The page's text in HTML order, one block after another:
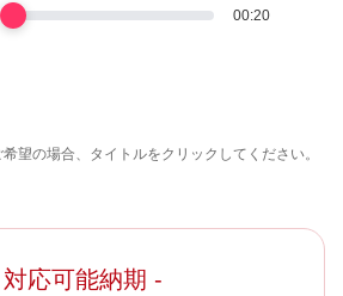
00:20
望の場合、タイトルをクリックしてください。
応可能納期 -